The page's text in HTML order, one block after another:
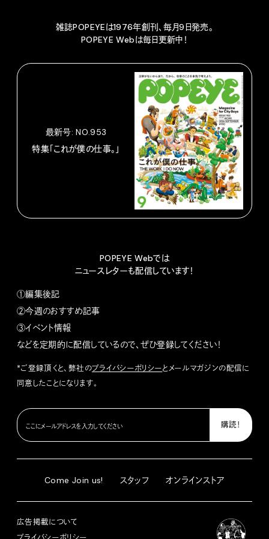
雑誌POPEYEは1976年創刊、毎月9日発売。
POPEYE Webは毎日更新中！
最新号: NO.953
特集「これが僕の仕事。」
POPEYE Webでは
ニュースレターも配信しています！
①編集後記
②今週のおすすめ記事
③イベント情報
などを定期的に配信しているので、ぜひ登録してください！
*ご登録頂くと、弊社のプライバシーポリシーとメールマガジンの配信に
同意したことになります。
Come Join us! スタッフ オンラインストア
広告掲載について